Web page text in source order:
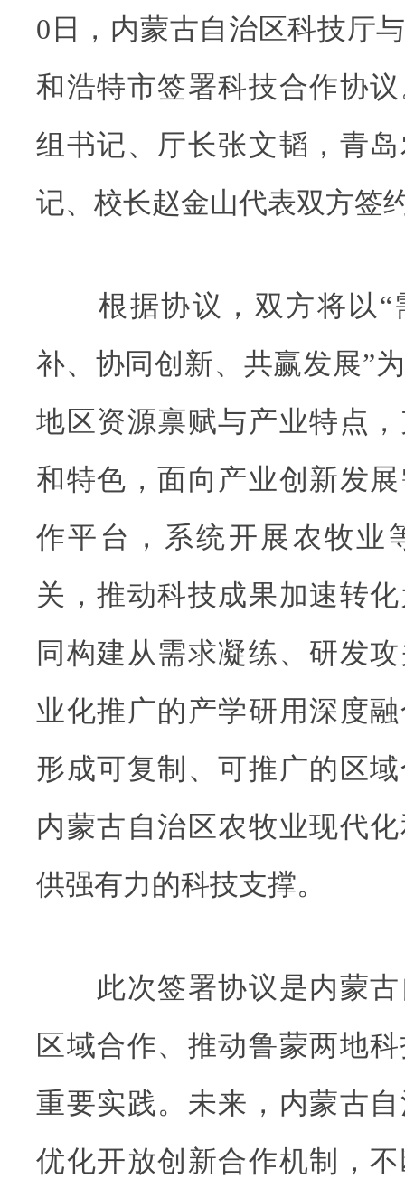
0日，内蒙古自治区科技厅
和浩特市签署科技合作协
组书记、厅长张文韬，青
记、校长赵金山代表双方签
根据协议，双方将以“
补、协同创新、共赢发展”
地区资源禀赋与产业特点
和特色，面向产业创新发
作平台，系统开展农牧业
关，推动科技成果加速转
同构建从需求凝练、研发
业化推广的产学研用深度
形成可复制、可推广的区
内蒙古自治区农牧业现代
供强有力的科技支撑。
此次签署协议是内蒙古
区域合作、推动鲁蒙两地
重要实践。未来，内蒙古
优化开放创新合作机制，